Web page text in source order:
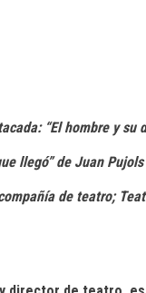
“El hombre y su
llegó” de Juan
de teatro;